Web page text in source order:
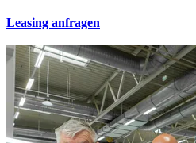
Leasing anfragen